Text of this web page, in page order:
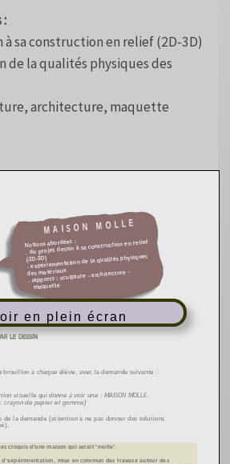
:
sa construction en relief (2D-3D)
de la qualités physiques des
architecture, maquette
en plein écran